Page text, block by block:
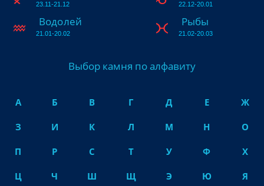
23.11-21.12 22.12-20.01
Водолей
21.01-20.02
Рыбы
21.02-20.03
Выбор камня по алфавиту
А Б В Г Д Е Ж
З И К Л М Н О
П Р С Т У Ф Х
Ц Ч Ш Щ Э Ю Я